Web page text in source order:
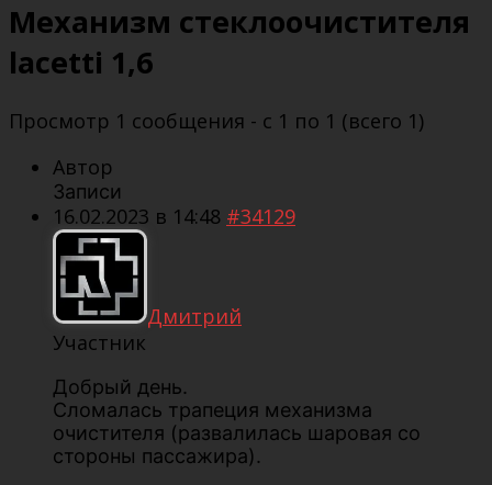
Механизм стеклоочистителя
lacetti 1,6
Просмотр 1 сообщения - с 1 по 1 (всего 1)
Автор
Записи
16.02.2023 в 14:48 #34129
Дмитрий
Участник
Добрый день.
Сломалась трапеция механизма
очистителя (развалилась шаровая со
стороны пассажира).